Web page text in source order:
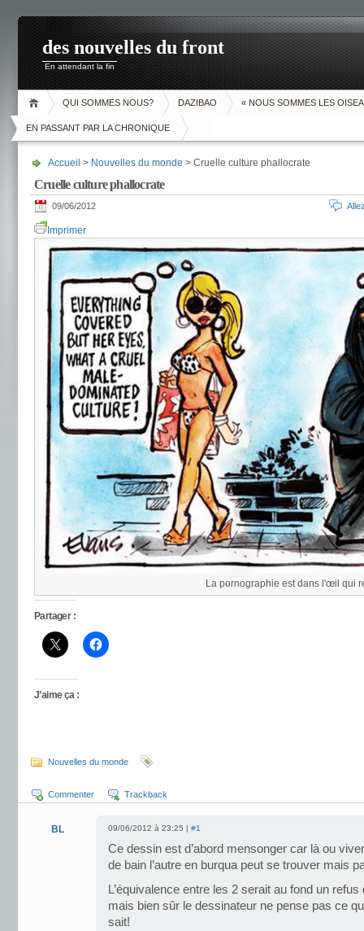
des nouvelles du front
En attendant la fin
QUI SOMMES NOUS? DAZIBAO « NOUS SOMMES LES
EN PASSANT PAR LA CHRONIQUE
Accueil > Nouvelles du monde > Cruelle culture phallocrate
Cruelle culture phallocrate
09/06/2012
Imprimer
La pornographie est dans l'œil qui
Partager :
J’aime ça :
Nouvelles du monde
Commenter Trackback
BL 09/06/2012 à 23:25 | #1
Ce dessin est d’abord mensonger car là ou
de bain l’autre en burqua peut se trouver mais
L’équivalence entre les 2 serait au fond un
mais bien sûr le dessinateur ne pense pas ce
sait!